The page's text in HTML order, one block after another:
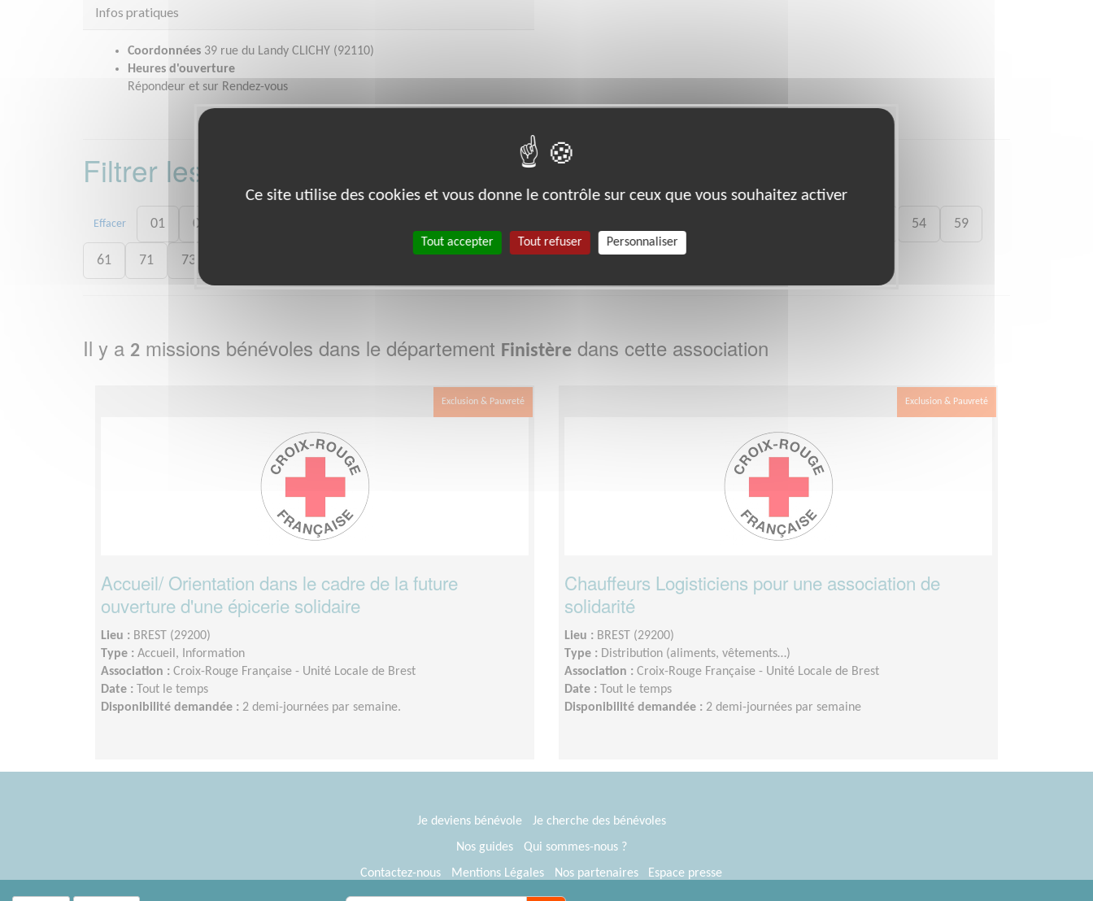
Infos pratiques
Coordonnées 39 rue du Landy CLICHY (92110)
Heures d'ouverture
Répondeur et sur Rendez-vous
Filtrer les missions bénévoles par département :
Effacer 01 06 54 59
61 71 73
Il y a 2 missions bénévoles dans le département Finistère dans cette association
Exclusion & Pauvreté
Accueil/ Orientation dans le cadre de la future
ouverture d'une épicerie solidaire
Lieu : BREST (29200)
Type : Accueil, Information
Association : Croix-Rouge Française - Unité Locale de Brest
Date :
Tout le temps
Disponibilité demandée : 2 demi-journées par semaine.
Exclusion & Pauvreté
Chauffeurs Logisticiens pour une association de
solidarité
Lieu : BREST (29200)
Type : Distribution (aliments, vêtements…)
Association : Croix-Rouge Française - Unité Locale de Brest
Date :
Tout le temps
Disponibilité demandée : 2 demi-journées par semaine
Je deviens bénévole
Je cherche des bénévoles
Nos guides
Qui sommes-nous ?
Contactez-nous
Mentions Légales Nos partenaires
Espace presse
Ce site utilise des cookies et vous donne le contrôle sur ceux que vous souhaitez activer
Tout accepter Tout refuser Personnaliser